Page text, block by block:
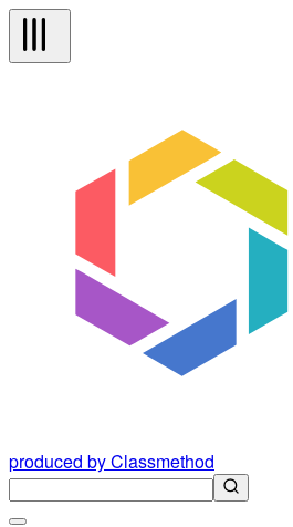
produced by Classmethod